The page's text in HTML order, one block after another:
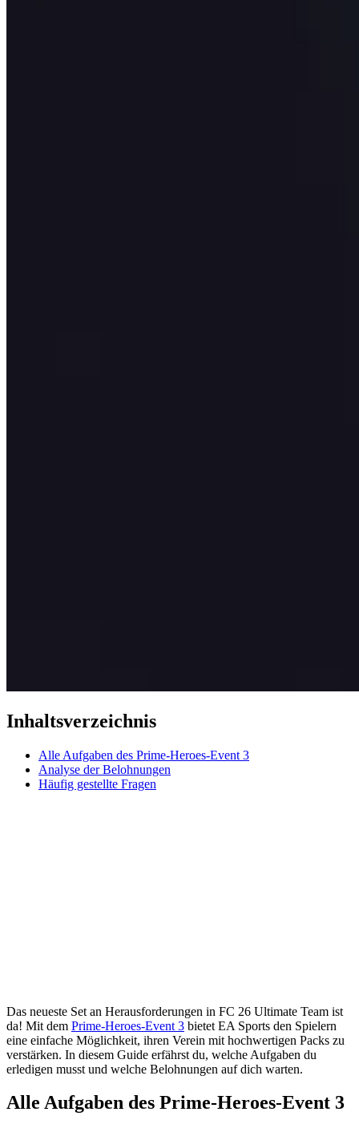
Inhaltsverzeichnis
Alle Aufgaben des Prime-Heroes-Event 3
Analyse der Belohnungen
Häufig gestellte Fragen
Das neueste Set an Herausforderungen in FC 26 Ultimate Team ist
da! Mit dem Prime-Heroes-Event 3 bietet EA Sports den Spielern
eine einfache Möglichkeit, ihren Verein mit hochwertigen Packs zu
verstärken. In diesem Guide erfährst du, welche Aufgaben du
erledigen musst und welche Belohnungen auf dich warten.
Alle Aufgaben des Prime-Heroes-Event 3